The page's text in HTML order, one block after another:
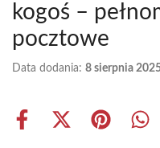
kogoś –
pocztowe
Data dodania: 8 sierpnia
Share
Share Share